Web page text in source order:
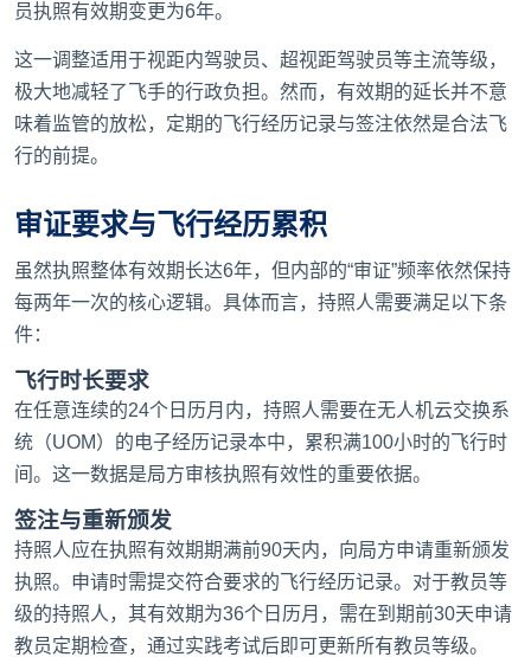
员执照有效期变更为6年。
这一调整适用于视距内驾驶员、超视距驾驶员等主流等级，
极大地减轻了飞手的行政负担。然而，有效期的延长并不意
味着监管的放松，定期的飞行经历记录与签注依然是合法飞
行的前提。
审证要求与飞行经历累积
虽然执照整体有效期长达6年，但内部的“审证”频率依然保持
每两年一次的核心逻辑。具体而言，持照人需要满足以下条
件：
飞行时长要求
在任意连续的24个日历月内，持照人需要在无人机云交换系
统（UOM）的电子经历记录本中，累积满100小时的飞行时
间。这一数据是局方审核执照有效性的重要依据。
签注与重新颁发
持照人应在执照有效期期满前90天内，向局方申请重新颁发
执照。申请时需提交符合要求的飞行经历记录。对于教员等
级的持照人，其有效期为36个日历月，需在到期前30天申请
教员定期检查，通过实践考试后即可更新所有教员等级。